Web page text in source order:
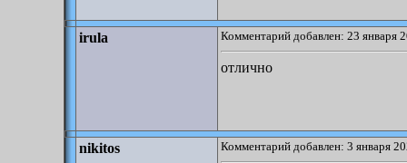
irula Комментарий добавлен: 23 января
отлично
nikitos Комментарий добавлен: 3 января